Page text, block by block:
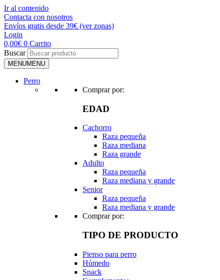
Ir al contenido
Contacta con nosotros
Envíos gratis desde 39€ (ver zonas)
Login
0,00€ 0 Carrito
Buscar
MENUMENU
Perro
Comprar por:
EDAD
Cachorro
Raza pequeña
Raza mediana
Raza grande
Adulto
Raza pequeña
Raza mediana y grande
Senior
Raza pequeña
Raza mediana y grande
Comprar por:
TIPO DE PRODUCTO
Pienso para perro
Húmedo
Snack